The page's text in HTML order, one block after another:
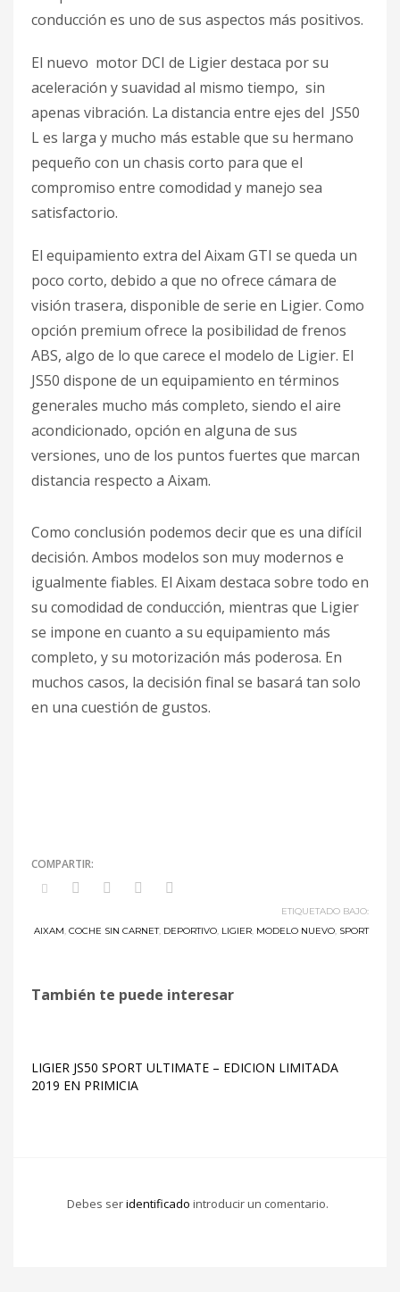
conducción es uno de sus aspectos más positivos.
El nuevo motor DCI de Ligier destaca por su
aceleración y suavidad al mismo tiempo, sin
apenas vibración. La distancia entre ejes del JS50
L es larga y mucho más estable que su hermano
pequeño con un chasis corto para que el
compromiso entre comodidad y manejo sea
satisfactorio.
El equipamiento extra del Aixam GTI se queda un
poco corto, debido a que no ofrece cámara de
visión trasera, disponible de serie en Ligier. Como
opción premium ofrece la posibilidad de frenos
ABS, algo de lo que carece el modelo de Ligier. El
JS50 dispone de un equipamiento en términos
generales mucho más completo, siendo el aire
acondicionado, opción en alguna de sus
versiones, uno de los puntos fuertes que marcan
distancia respecto a Aixam.
Como conclusión podemos decir que es una difícil
decisión. Ambos modelos son muy modernos e
igualmente fiables. El Aixam destaca sobre todo en
su comodidad de conducción, mientras que Ligier
se impone en cuanto a su equipamiento más
completo, y su motorización más poderosa. En
muchos casos, la decisión final se basará tan solo
en una cuestión de gustos.
ETIQUETADO BAJO:
AIXAM, COCHE SIN CARNET, DEPORTIVO, LIGIER, MODELO NUEVO, SPORT
También te puede interesar
LIGIER JS50 SPORT ULTIMATE – EDICION LIMITADA
2019 EN PRIMICIA
Debes seridentificado introducir un comentario.